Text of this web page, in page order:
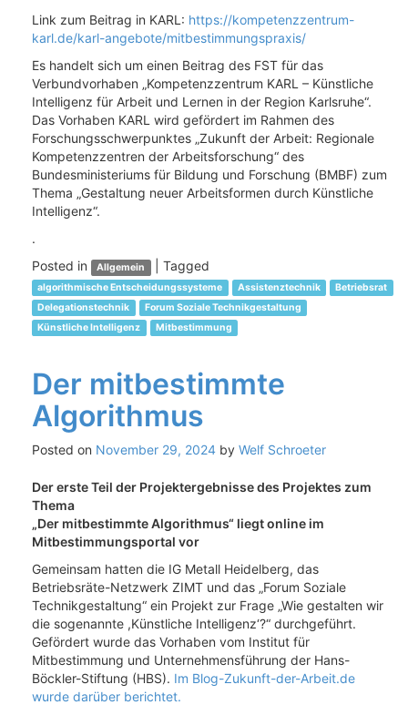
Link zum Beitrag in KARL: https://kompetenzzentrum-
karl.de/karl-angebote/mitbestimmungspraxis/
Es handelt sich um einen Beitrag des FST für das
Verbundvorhaben „Kompetenzzentrum KARL – Künstliche
Intelligenz für Arbeit und Lernen in der Region Karlsruhe“.
Das Vorhaben KARL wird gefördert im Rahmen des
Forschungsschwerpunktes „Zukunft der Arbeit: Regionale
Kompetenzzentren der Arbeitsforschung“ des
Bundesministeriums für Bildung und Forschung (BMBF) zum
Thema „Gestaltung neuer Arbeitsformen durch Künstliche
Intelligenz“.
.
Posted in
Allgemein Tagged
algorithmische Entscheidungssysteme Assistenztechnik
Betriebsrat
Delegationstechnik
Forum Soziale Technikgestaltung
Künstliche Intelligenz
Mitbestimmung
Der mitbestimmte
Algorithmus
Posted on November 29, 2024 by Welf Schroeter
Der erste Teil der Projektergebnisse des Projektes zum
Thema
„Der mitbestimmte Algorithmus“ liegt online im
Mitbestimmungsportal vor
Gemeinsam hatten die IG Metall Heidelberg, das
Betriebsräte-Netzwerk ZIMT und das „Forum Soziale
Technikgestaltung“ ein Projekt zur Frage „Wie gestalten wir
die sogenannte ,Künstliche Intelligenz‘?“ durchgeführt.
Gefördert wurde das Vorhaben vom Institut für
Mitbestimmung und Unternehmensführung der Hans-
Böckler-Stiftung (HBS). Im Blog-Zukunft-der-Arbeit.de
wurde darüber berichtet.